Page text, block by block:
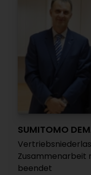
SUMITOMO
Zusammenarbeit
beendet